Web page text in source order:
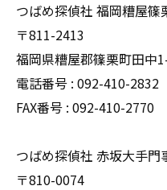
つばめ探偵社 福岡糟屋篠
〒811-2413
福岡県糟屋郡篠栗町田中
電話番号 : 092-410-2832
FAX番号 : 092-410-2770
つばめ探偵社 赤坂大手門
〒810-0074